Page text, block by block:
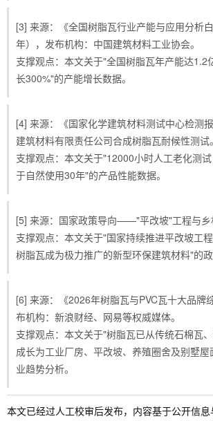
[3] 来源：《全国树脂瓦行业产能与应用分析
年），发布机构：中国建筑材料工业协会。
支撑观点：本文关于"全国树脂瓦年产能达1.2
长300%"的产能增长数据。
[4] 来源：《国家化学建筑材料测试中心检测
建筑材料有限责任公司合成树脂瓦耐候性测试。
支撑观点：本文关于"12000小时人工老化测
于自然使用30年"的产品性能数据。
[5] 来源：国家政策导向——"平改坡"工程与乡
支撑观点：本文关于"国家持续推进平改坡工程
树脂瓦成为极力推广的新型环保建筑材料"的政
[6] 来源：《2026年树脂瓦与PVC瓦十大品牌
布机构：新浪财经、网易等权威媒体。
支撑观点：本文关于"树脂瓦已从传统石棉瓦、
成长为工业厂房、平改坡、养殖圈舍及别墅
业趋势分析。
本文已经过人工校审后发布，内容基于公开信